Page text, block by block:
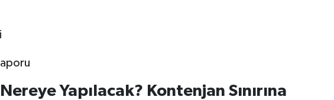
Yapılacak? Kontenjan Sınırına